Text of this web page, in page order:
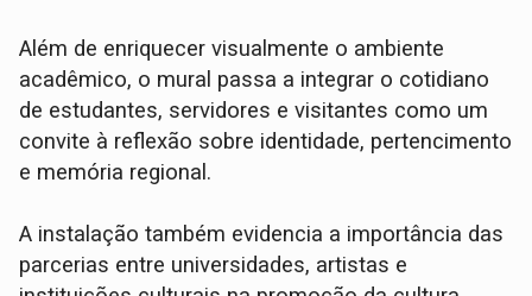
Além de enriquecer visualmente o ambiente
acadêmico, o mural passa a integrar o cotidiano
de estudantes, servidores e visitantes como um
convite à reflexão sobre identidade, pertencimento
e memória regional.
A instalação também evidencia a importância das
parcerias entre universidades, artistas e